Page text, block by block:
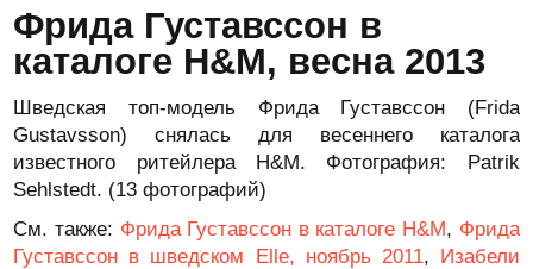
Фрида Густавссон в
каталоге H&M, весна 2013
Шведская топ-модель Фрида Густавссон (Frida
Gustavsson) снялась для весеннего каталога
известного ритейлера H&M. Фотография: Patrik
Sehlstedt. (13 фотографий)
См. также: Фрида Густавссон в каталоге H&M, Фрида
Густавссон в шведском Elle, ноябрь 2011, Изабели